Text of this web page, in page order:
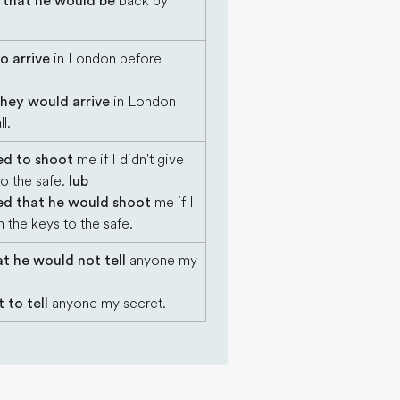
arrive in London before
would arrive in London
to shoot me if I didn't give
the safe. lub
that he would shoot me if I
the keys to the safe.
he would not tell anyone my
to tell anyone my secret.